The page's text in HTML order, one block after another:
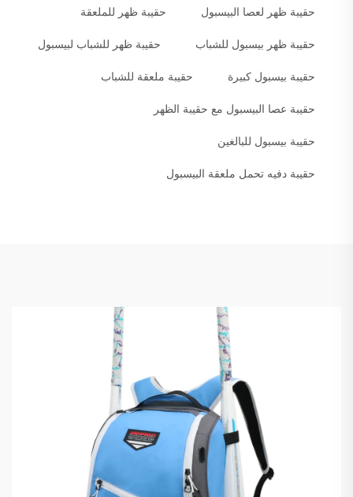
حقيبة ظهر لعصا البيسبول حقيبة ظهر للملعقة
حقيبة ظهر بيسبول للشباب حقيبة ظهر للشباب لبيسبول
حقيبة بيسبول كبيرة حقيبة ملعقة للشباب
حقيبة عصا البيسبول مع حقيبة الظهر
حقيبة بيسبول للبالغين
حقيبة دفيه تحمل ملعقة البيسبول